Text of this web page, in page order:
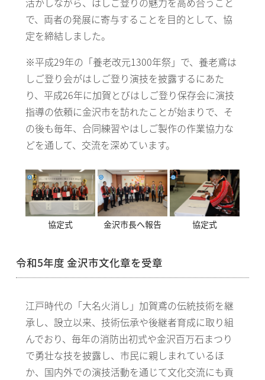
で、両者の発展に寄与することを目的として、協
定を締結しました。
※平成29年の「養老改元1300年祭」で、養老鳶は
しご登り会がはしご登り演技を披露するにあた
り、平成26年に加賀とびはしご登り保存会に演技
指導の依頼に金沢市を訪れたことが始まりで、そ
の後も毎年、合同練習やはしご製作の作業協力な
どを通して、交流を深めています。
協定式 金沢市長へ報告 協定式
令和5年度 金沢市文化章を受章
江戸時代の「大名火消し」加賀鳶の伝統技術を継
承し、設立以来、技術伝承や後継者育成に取り組
んでおり、毎年の消防出初式や金沢百万石まつり
で勇壮な技を披露し、市民に親しまれているほ
か、国内外での演技活動を通じて文化交流にも貢